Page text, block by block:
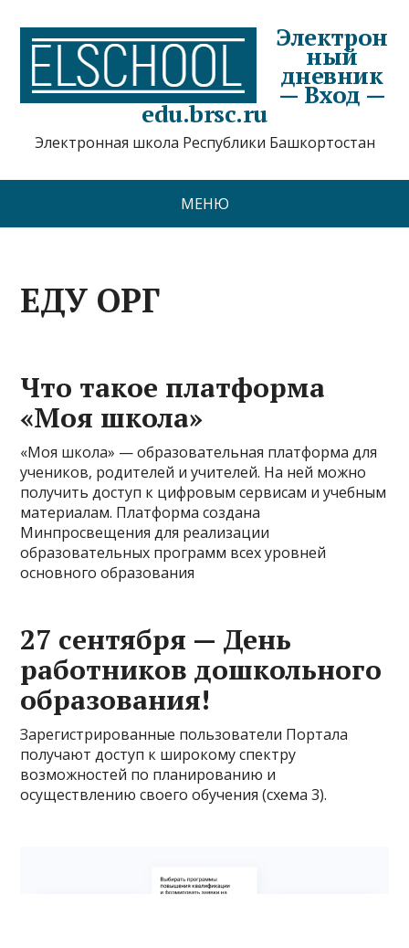
Электрон
ный
дневник
— Вход —
edu.brsc.ru
Электронная школа Республики Башкортостан
МЕНЮ
ЕДУ ОРГ
Что такое платформа
«Моя школа»
«Моя школа» — образовательная платформа для
учеников, родителей и учителей. На ней можно
получить доступ к цифровым сервисам и учебным
материалам. Платформа создана
Минпросвещения для реализации
образовательных программ всех уровней
основного образования
27 сентября — День
работников дошкольного
образования!
Зарегистрированные пользователи Портала
получают доступ к широкому спектру
возможностей по планированию и
осуществлению своего обучения (схема 3).